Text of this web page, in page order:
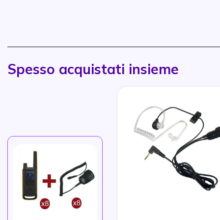
Spesso acquistati insieme